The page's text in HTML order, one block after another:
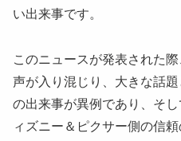
い出来事です。
このニュースが発表された
声が入り混じり、大きな話
の出来事が異例であり、そ
ィズニー＆ピクサー側の信